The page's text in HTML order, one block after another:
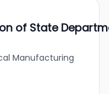
of State
Manufacturing